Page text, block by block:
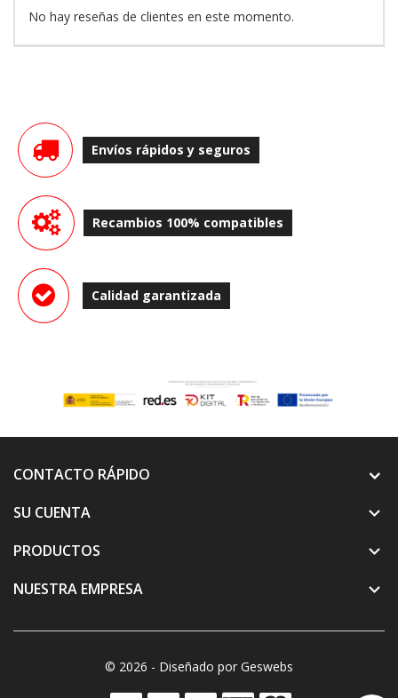
No hay reseñas de clientes en este momento.
Envíos rápidos y seguros
Recambios 100% compatibles
Calidad garantizada
CONTACTO RÁPIDO
SU CUENTA

PRODUCTOS 
NUESTRA EMPRESA 
© 2026 - Diseñado por Geswebs